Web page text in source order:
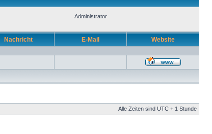
Administrator
Nachricht E-Mail Website
Alle Zeiten sind UTC + 1 Stunde